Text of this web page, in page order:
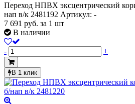
Переход НПВХ эксцентрический
нап в/к 2481192 Артикул: -
7 691 руб. за 1 шт
В наличии
- +
В 1 клик